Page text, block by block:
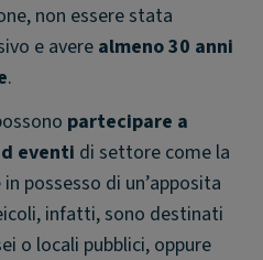
non essere stata
e avere almeno 30 anni
.
partecipare a
eventi di settore come la
in possesso di un’apposita
infatti, sono destinati
o locali pubblici, oppure